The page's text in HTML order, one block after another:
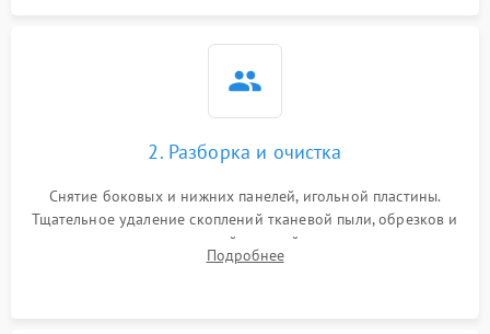
2. Разборка и очистка
Снятие боковых и нижних панелей, игольной пластины.
Тщательное удаление скоплений тканевой пыли, обрезков и
очесов из зоны петлителей и ножей с помощью жестких
кистей, пинцета и потока сжатого воздуха.
Подробнее